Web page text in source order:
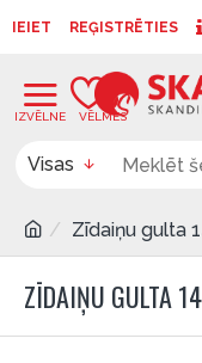
IEIET REĢISTRĒTIES
Visas
Zīdaiņu gulta
ZĪDAIŅU GULTA